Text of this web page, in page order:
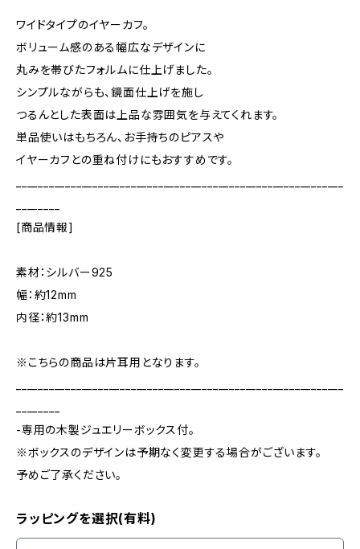
ワイドタイプのイヤーカフ。
ボリューム感のある幅広なデザインに
丸みを帯びたフォルムに仕上げました。
シンプルながらも、鏡面仕上げを施し
つるんとした表面は上品な雰囲気を与えてくれます。
単品使いはもちろん、お手持ちのピアスや
イヤーカフとの重ね付けにもおすすめです。
[商品情報]
素材：シルバー925
幅：約12mm
内径：約13mm
※こちらの商品は片耳用となります。
-専用の木製ジュエリーボックス付。
※ボックスのデザインは予期なく変更する場合がございます。
予めご了承ください。
ラッピングを選択(有料)